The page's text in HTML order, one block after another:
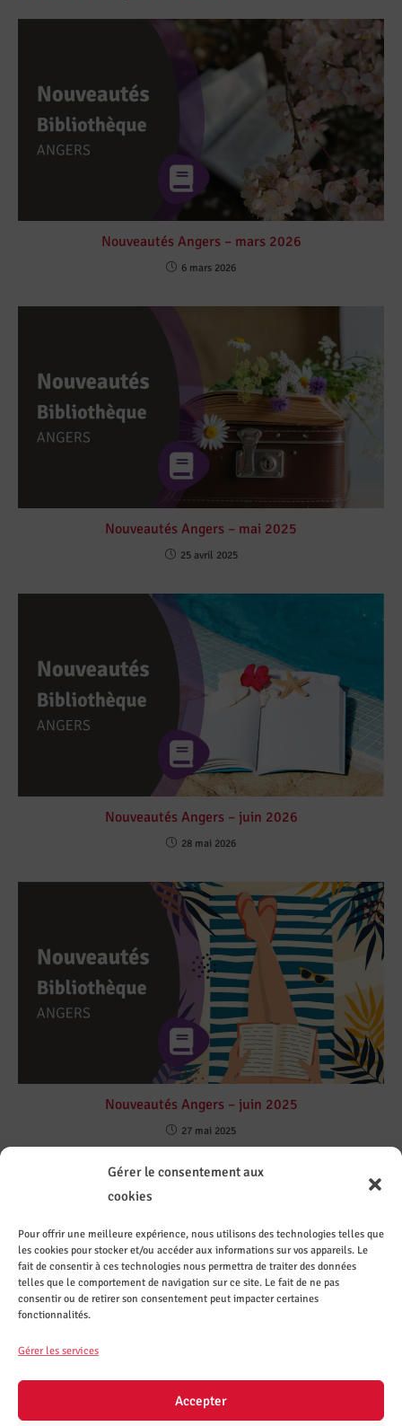
Gérer le consentement aux
cookies
Pour offrir une meilleure expérience, nous utilisons des technologies telles que
les cookies pour stocker et/ou accéder aux informations sur vos appareils. Le
fait de consentir à ces technologies nous permettra de traiter des données
telles que le comportement de navigation sur ce site. Le fait de ne pas
consentir ou de retirer son consentement peut impacter certaines
fonctionnalités.
Gérer les services
Accepter
Nouveautés Angers – mars 2026
6 mars 2026
Nouveautés Angers – mai 2025
25 avril 2025
Nouveautés Angers – juin 2026
28 mai 2026
Nouveautés Angers – juin 2025
27 mai 2025
Contact
ez le
CASI de
Nantes
Sur les
réseaux
sociaux
Recevez
les
actuali
tés par
mail
mailing-
Le CASI
recrute